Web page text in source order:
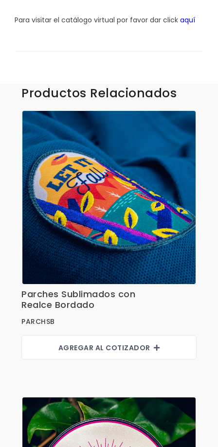
Xiaomi
Blusas y Camisas
Callaway
Camisas Outdoors
Deportivas
Fajas
Faldas
Gorras
Indumentaria Mundialista
Jackets
Juniors
Juvenil
Maletines
Pantalones
Sweaters
T-shirts
Trabajo
Para visitar el catálogo virtual por favor dar click aquí
Productos Relacionados
Ver Detalles
Parches Sublimados con
Realce Bordado
PARCHSB
AGREGAR AL COTIZADOR